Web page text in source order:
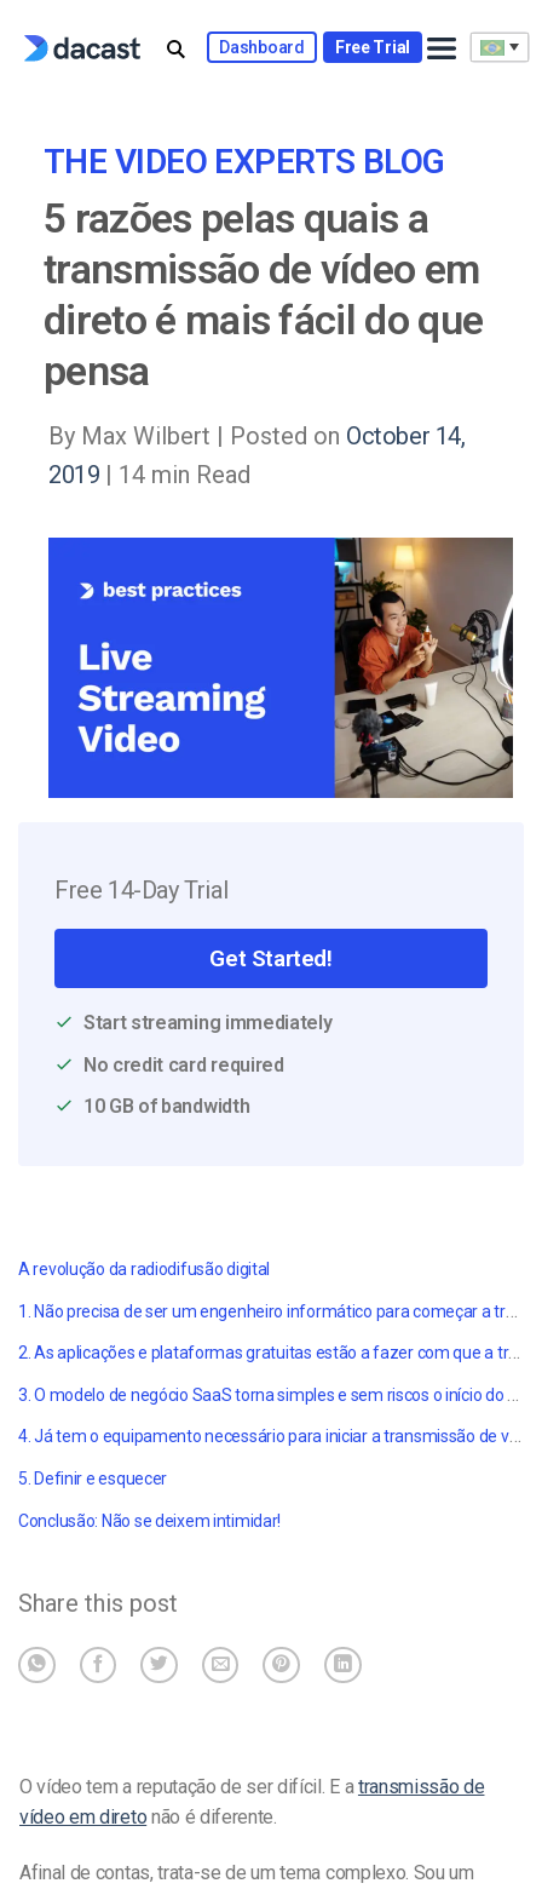
Dashboard Free Trial
THE VIDEO EXPERTS BLOG
5 razões pelas quais a
transmissão de vídeo em
direto é mais fácil do que
pensa
By Max Wilbert | Posted on October 14,
2019 | 14 min Read
Free 14-Day Trial
Get Started!
Start streaming immediately
No credit card required
10 GB of bandwidth
A revolução da radiodifusão digital
1. Não precisa de ser um engenheiro informático para começar a transmitir vídeos em direto
2. As aplicações e plataformas gratuitas estão a fazer com que a transmissão de vídeo em direto se torne uma realidade
4. Já tem o equipamento necessário para iniciar a transmissão de vídeo em direto
5. Definir e esquecer
Conclusão: Não se deixem intimidar!
Share this post
O vídeo tem a reputação de ser difícil. E atransmissão de
vídeo em direto não é diferente.
Afinal de contas, trata-se de um tema complexo. Sou um